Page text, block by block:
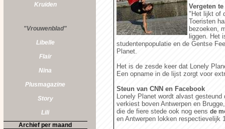
Kruiden
"Vrouwenblad"
Libelle
Flair
Nina
Plusmagazine
Story
Lili
Archief per maand
Vergeten
"Het lijkt of
Toeristen
bezoeken,
liggen. Het
studentenpopulatie en de Gentse
Planet.
Het is de zesde keer dat Lonely
Een opname in de lijst zorgt voor
Steun van CNN en Facebook
Lonely Planet wordt alvast
verkiest boven Antwerpen en
die de fiere stede ook nog eens de
en Antwerpen lokken respectievelijk